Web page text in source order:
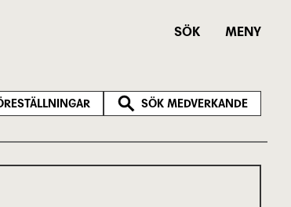
SÖK MENY
SÖK MEDVERKANDE